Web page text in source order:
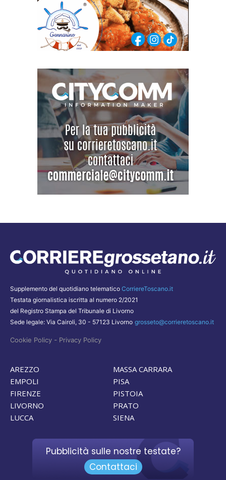
Supplemento del quotidiano telematico CorriereToscano.it
Testata giornalistica iscritta al numero 2/2021
del Registro Stampa del Tribunale di Livorno
Sede legale: Via Cairoli, 30 - 57123 Livorno grosseto@corrieretoscano.it
Cookie Policy - Privacy Policy
AREZZO
EMPOLI
FIRENZE
LIVORNO
LUCCA
MASSA CARRARA
PISA
PISTOIA
PRATO
SIENA
Pubblicità sulle nostre testate?
Contattaci